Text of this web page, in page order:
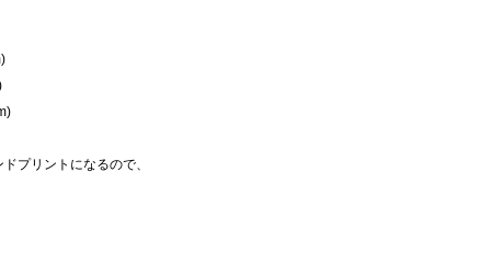
プリントになるので、